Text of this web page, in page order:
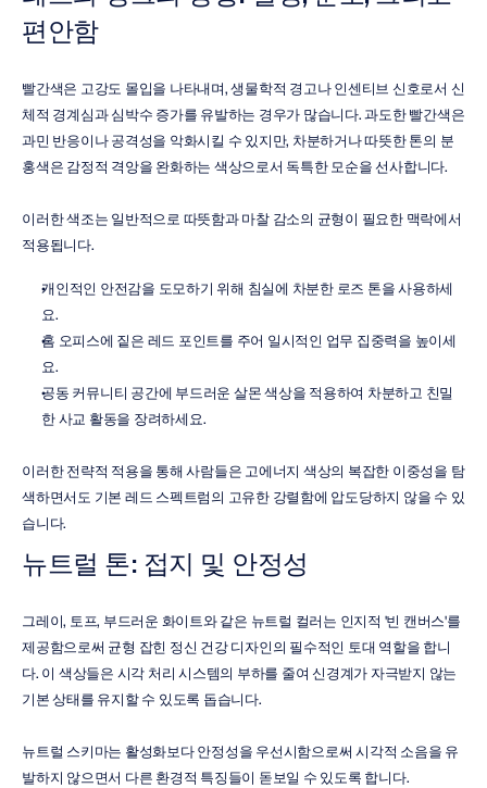
편안함
빨간색은 고강도 몰입을 나타내며, 생물학적 경고나 인센티브 신호로서 신
체적 경계심과 심박수 증가를 유발하는 경우가 많습니다. 과도한 빨간색은
과민 반응이나 공격성을 악화시킬 수 있지만, 차분하거나 따뜻한 톤의 분
홍색은 감정적 격앙을 완화하는 색상으로서 독특한 모순을 선사합니다.
이러한 색조는 일반적으로 따뜻함과 마찰 감소의 균형이 필요한 맥락에서
적용됩니다.
개인적인 안전감을 도모하기 위해 침실에 차분한 로즈 톤을 사용하세
요.
홈 오피스에 짙은 레드 포인트를 주어 일시적인 업무 집중력을 높이세
요.
공동 커뮤니티 공간에 부드러운 살몬 색상을 적용하여 차분하고 친밀
한 사교 활동을 장려하세요.
이러한 전략적 적용을 통해 사람들은 고에너지 색상의 복잡한 이중성을 탐
색하면서도 기본 레드 스펙트럼의 고유한 강렬함에 압도당하지 않을 수 있
습니다.
뉴트럴 톤: 접지 및 안정성
그레이, 토프, 부드러운 화이트와 같은 뉴트럴 컬러는 인지적 '빈 캔버스'를
제공함으로써 균형 잡힌 정신 건강 디자인의 필수적인 토대 역할을 합니
다. 이 색상들은 시각 처리 시스템의 부하를 줄여 신경계가 자극받지 않는
기본 상태를 유지할 수 있도록 돕습니다.
뉴트럴 스키마는 활성화보다 안정성을 우선시함으로써 시각적 소음을 유
발하지 않으면서 다른 환경적 특징들이 돋보일 수 있도록 합니다.